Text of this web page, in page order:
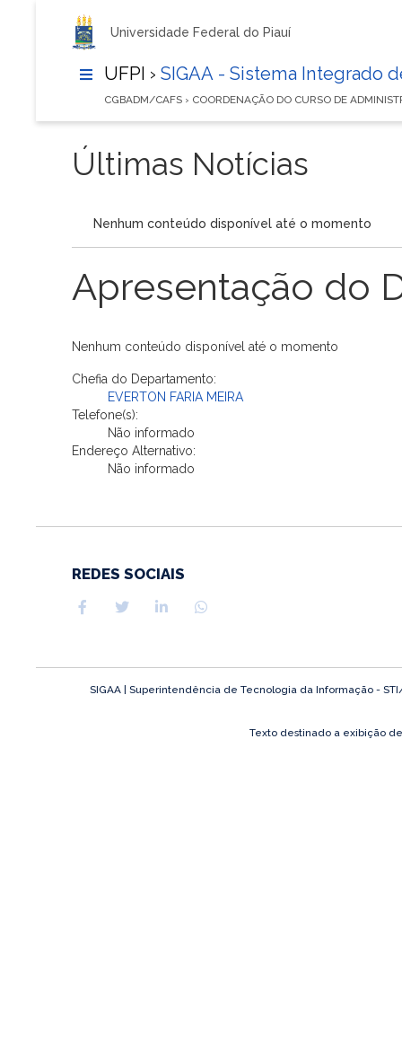
Universidade Federal do Piauí
UFPI › SIGAA - Sistema Integrado
CGBADM/CAFS › COORDENAÇÃO DO CURSO DE
Últimas Notícias
Nenhum conteúdo disponível até o momento
Apresentação do
Nenhum conteúdo disponível até o momento
Chefia do Departamento:
EVERTON FARIA MEIRA
Telefone(s):
Não informado
Endereço Alternativo:
Não informado
REDES SOCIAIS
SIGAA | Superintendência de Tecnologia da Informação -
Texto destinado a exibição